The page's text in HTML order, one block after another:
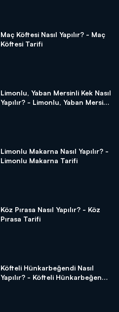
Maç Köftesi Nasıl Yapılır? - Maç
Köftesi Tarifi
Limonlu, Yaban Mersinli Kek Nasıl
Yapılır? - Limonlu, Yaban Mersinli
Limonlu Makarna Nasıl Yapılır? -
Limonlu Makarna Tarifi
Köz Pırasa Nasıl Yapılır? - Köz
Pırasa Tarifi
Köfteli Hünkarbeğendi Nasıl
Yapılır? - Köfteli Hünkarbeğendi